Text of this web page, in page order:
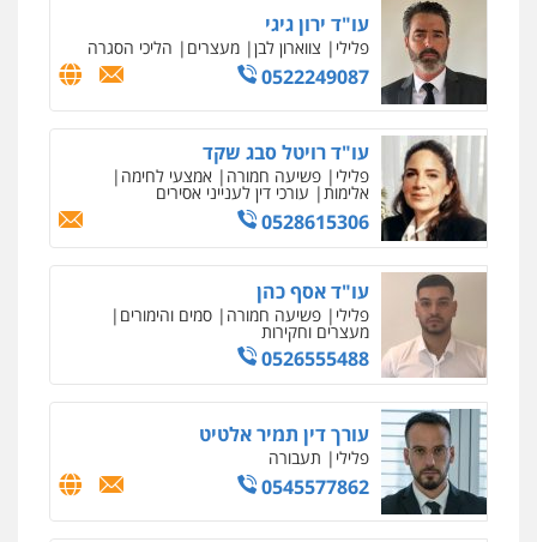
עו"ד ירון גיגי
פלילי צווארון לבן מעצרים הליכי הסגרה
0522249087
עו"ד רויטל סבג שקד
פלילי פשיעה חמורה אמצעי לחימה
אלימות עורכי דין לענייני אסירים
0528615306
עו"ד אסף כהן
פלילי פשיעה חמורה סמים והימורים
מעצרים וחקירות
0526555488
עורך דין תמיר אלטיט
פלילי תעבורה
0545577862